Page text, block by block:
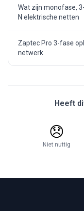
Wat zijn monofase,
N elektrische netten
Zaptec Pro 3-fase
netwerk
Heeft
😞
Niet nuttig